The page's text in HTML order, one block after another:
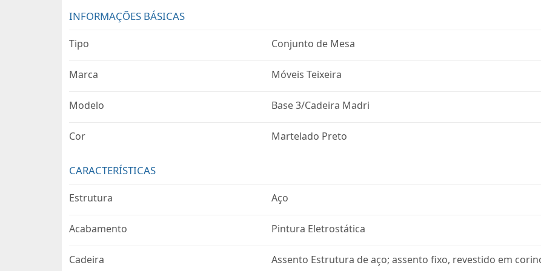
INFORMAÇÕES BÁSICAS
Tipo Conjunto de Mesa
Marca Móveis Teixeira
Modelo Base 3/Cadeira Madri
Cor Martelado Preto
CARACTERÍSTICAS
Estrutura Aço
Acabamento Pintura Eletrostática
Cadeira Assento Estrutura de aço; assento fixo, revestido em